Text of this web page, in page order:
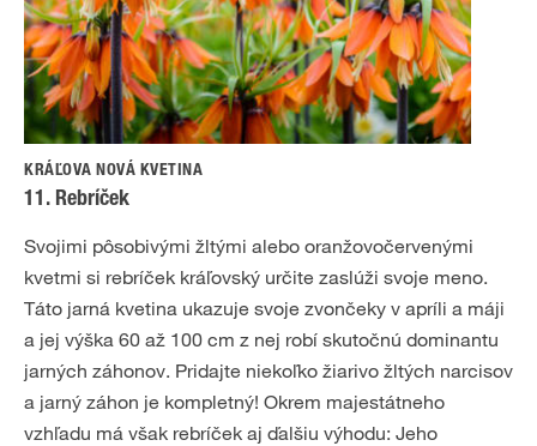
KRÁĽOVA NOVÁ KVETINA
11. Rebríček
Svojimi pôsobivými žltými alebo oranžovočervenými
kvetmi si rebríček kráľovský určite zaslúži svoje meno.
Táto jarná kvetina ukazuje svoje zvončeky v apríli a máji
a jej výška 60 až 100 cm z nej robí skutočnú dominantu
jarných záhonov. Pridajte niekoľko žiarivo žltých narcisov
a jarný záhon je kompletný! Okrem majestátneho
vzhľadu má však rebríček aj ďalšiu výhodu: Jeho